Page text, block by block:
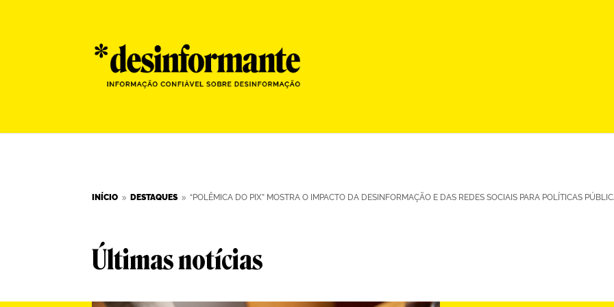
INÍCIO 9 DESTAQUES 9 “POLÊMICA DO PIX” MOSTRA O IMPACTO DA DESINFORMAÇÃO E DAS REDES SOCIAIS PARA POLÍTICAS
Últimas notícias